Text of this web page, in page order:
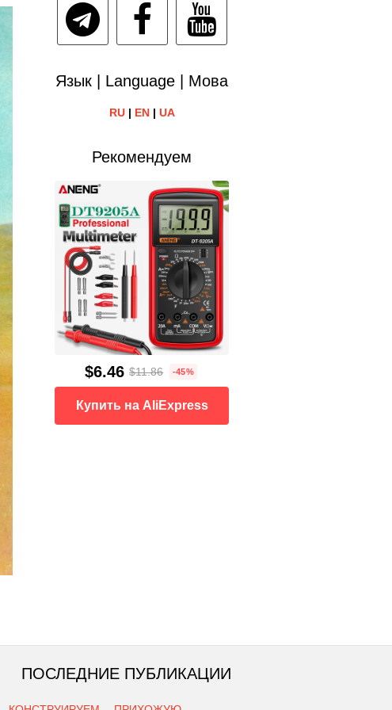
Язык | Language | Мова
RU| EN| UA
Рекомендуем
$6.46 $11.86 -45%
Купить на AliExpress
ПОСЛЕДНИЕ ПУБЛИКАЦИИ